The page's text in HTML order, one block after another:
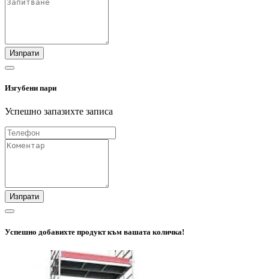
Изпрати
Изгубени пари
Успешно запазихте записа
Изпрати
Успешно добавихте продукт към вашата количка!